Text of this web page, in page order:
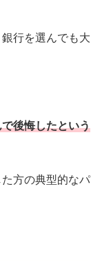
行を選んでも大
後悔したという
方の典型的なパ